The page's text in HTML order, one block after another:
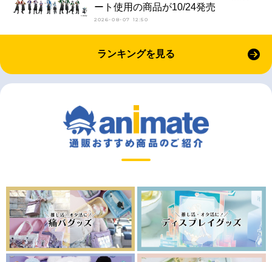
ート使用の商品が10/24発売
2026-08-07 12:50
ランキングを見る